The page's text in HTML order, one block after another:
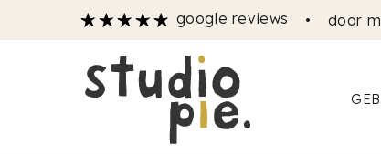
google reviews • door